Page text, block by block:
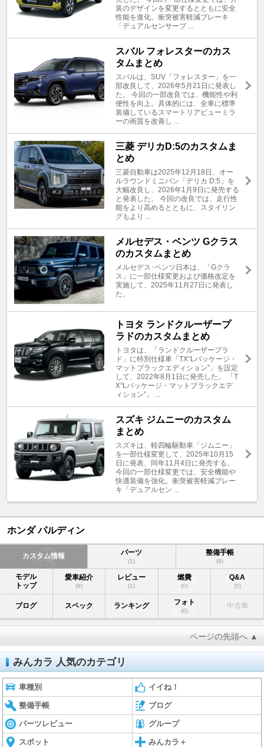
装のデザインを変更するとともに安全
性能を進化。衝突被害軽減ブレーキ
「デュアルセンサーブ ...
スバル フォレスターのカス
タムまとめ
スバルは、SUV「フォレスター」を一
部改良して、2026年5月21日に発表し
た。 今回の一部改良では、機能性や利
便性を向上。具体的には、全車に標準
装備しているスマートリアビューミラ
ーの画質を改善し ...
三菱 デリカD:5のカスタムま
とめ
三菱自動車は2025年12月18日、オー
ルラウンドミニバン「デリカ D:5」を
大幅改良し、2026年1月9日に発売する
と発表した。 今回の改良では、走行性
能をより高めるとともに、スタイリン
グもより ...
メルセデス・ベンツ Gクラス
のカスタムまとめ
メルセデス･ベンツ日本は、「Gクラ
ス」に一部仕様変更および価格改定を
実施して、2025年11月27日に発表し
た。
トヨタ ランドクルーザープ
ラドのカスタムまとめ
トヨタは、「ランドクルーザープラ
ド」に特別仕様車「TX“Lパッケージ・
マットブラックエディション”」を設定
して、2022年8月1日に発売した。 「T
X“Lパッケージ・マットブラックエデ
ィション”」 ...
スズキ ジムニーのカスタム
まとめ
スズキは、軽四輪駆動車「ジムニー」
を一部仕様変更して、2025年10月15
日に発表、同年11月4日に発売する。
今回の一部仕様変更では、安全機能や
快適装備を強化。衝突被害軽減ブレー
キ「デュアルセン ...
ホンダ パルディン
カスタム情報 パーツ
(1)
整備手帳
(9)
モデル
トップ
愛車紹介
(9)
レビュー
(1)
燃費
(0)
Q&A
(0)
ブログ スペック ランキング フォト
(6)
中古車
ページの先頭へ ▲
みんカラ 人気のカテゴリ
車種別 イイね！
整備手帳 ブログ
パーツレビュー グループ
スポット みんカラ＋